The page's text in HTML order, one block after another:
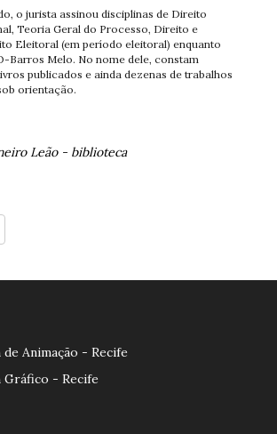
o jurista assinou disciplinas de Direito
Teoria Geral do Processo, Direito e
Eleitoral (em período eleitoral) enquanto
Barros Melo. No nome dele, constam
publicados e ainda dezenas de trabalhos
orientação.
Leão- biblioteca
Animação - Recife
Gráfico - Recife